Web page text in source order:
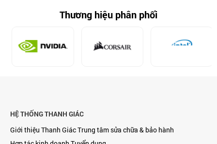
Thương hiệu phân phối
HỆ THỐNG THANH GIÁC
Giới thiệu Thanh GiácTrung tâm sửa chữa & bảo hành